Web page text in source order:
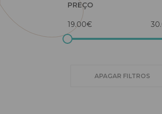
PREÇO
19.00€
APAGAR FILTROS